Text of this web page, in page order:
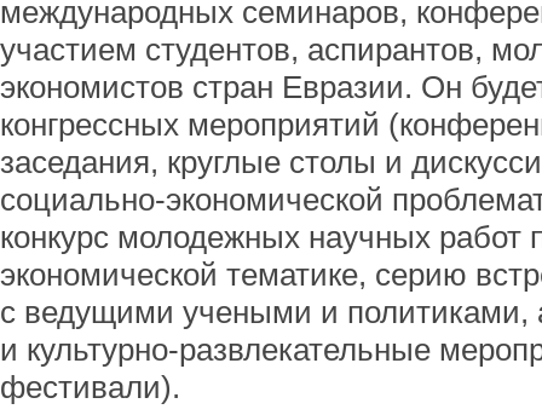
международных семинаров,
участием студентов, аспирантов,
экономистов стран Евразии. Он
конгрессных мероприятий
заседания, круглые столы и
социально-экономической
конкурс молодежных научных работ
экономической тематике, серию
с ведущими учеными и политиками,
и культурно-развлекательные
фестивали).